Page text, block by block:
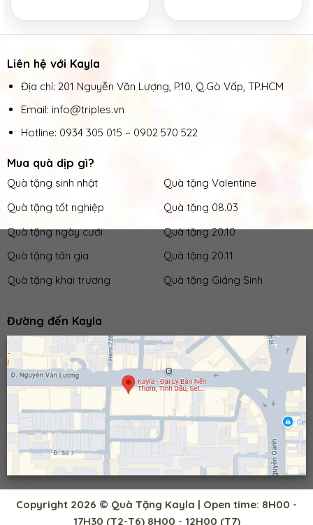
Liên hệ với Kayla
Địa chỉ: 201 Nguyễn Văn Lượng, P.10, Q.Gò Vấp, TP.HCM
Email: info@triples.vn
Hotline: 0934 305 015 – 0902 570 522
Mua quà dịp gì?
Quà tặng sinh nhật
Quà tặng tốt nghiệp
Quà tặng ngày cưới
Quà tặng tân gia
Quà tặng khai trương
Quà tặng Valentine
Quà tặng 08.03
Quà tặng 20.10
Quà tặng 20.11
Quà tặng Giáng Sinh
Đường đến Kayla
Copyright 2026 © Quà Tặng Kayla | Open time: 8H00 -
17H30 (T2-T6) 8H00 - 12H00 (T7)